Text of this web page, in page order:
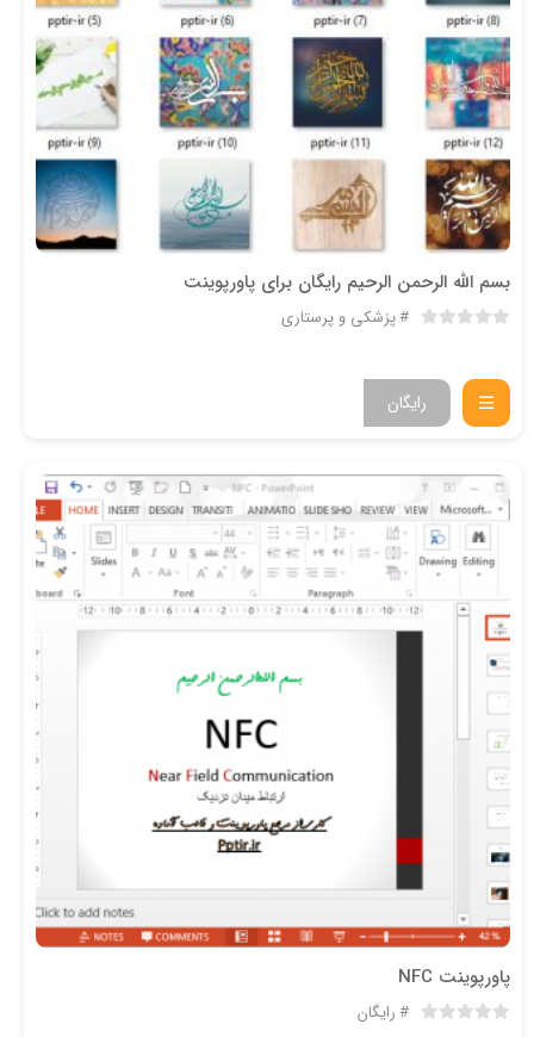
بسم الله الرحمن الرحیم رایگان برای پاورپوینت
پزشکی و پرستاری
رایگان
پاورپوینت NFC
رایگان